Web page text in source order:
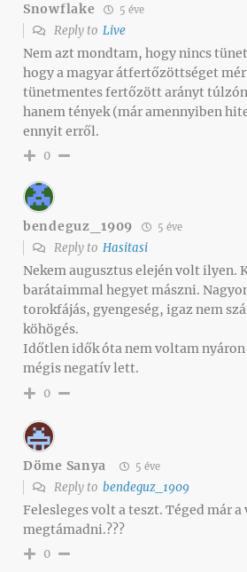
Snowflake 5 éve
Reply to Live
Nem azt mondtam, hogy nincs
hogy a magyar átfertőzöttséget
tünetmentes fertőzött arányt
hanem tények (már amennyiben
ennyit erről.
0
bendeguz_1909 5 éve
Reply to Hasitasi
Nekem augusztus elején volt ilyen.
barátaimmal hegyet mászni.
torokfájás, gyengeség, igaz nem
köhögés.
Időtlen idők óta nem voltam
mégis negatív lett.
0
Döme Sanya 5 éve
Reply to bendeguz_1909
Felesleges volt a teszt. Téged már a
megtámadni.???
0